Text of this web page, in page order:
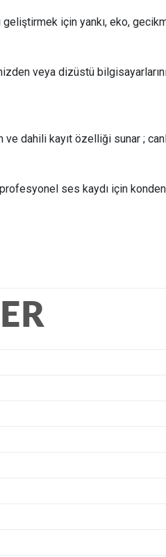
için yankı, eko,
veya dizüstü
dahili kayıt özelliği sunar ;
ses kaydı için